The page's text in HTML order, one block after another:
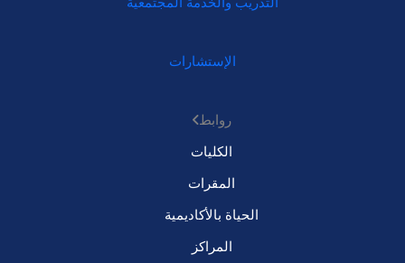
الإستشارات
روابط
الكليات
المقرات
الحياة بالأكاديمية
المراكز